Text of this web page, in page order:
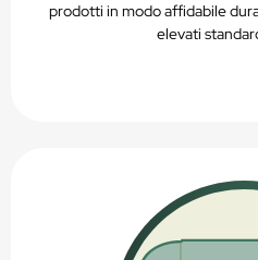
prodotti in modo affidabile
elevati